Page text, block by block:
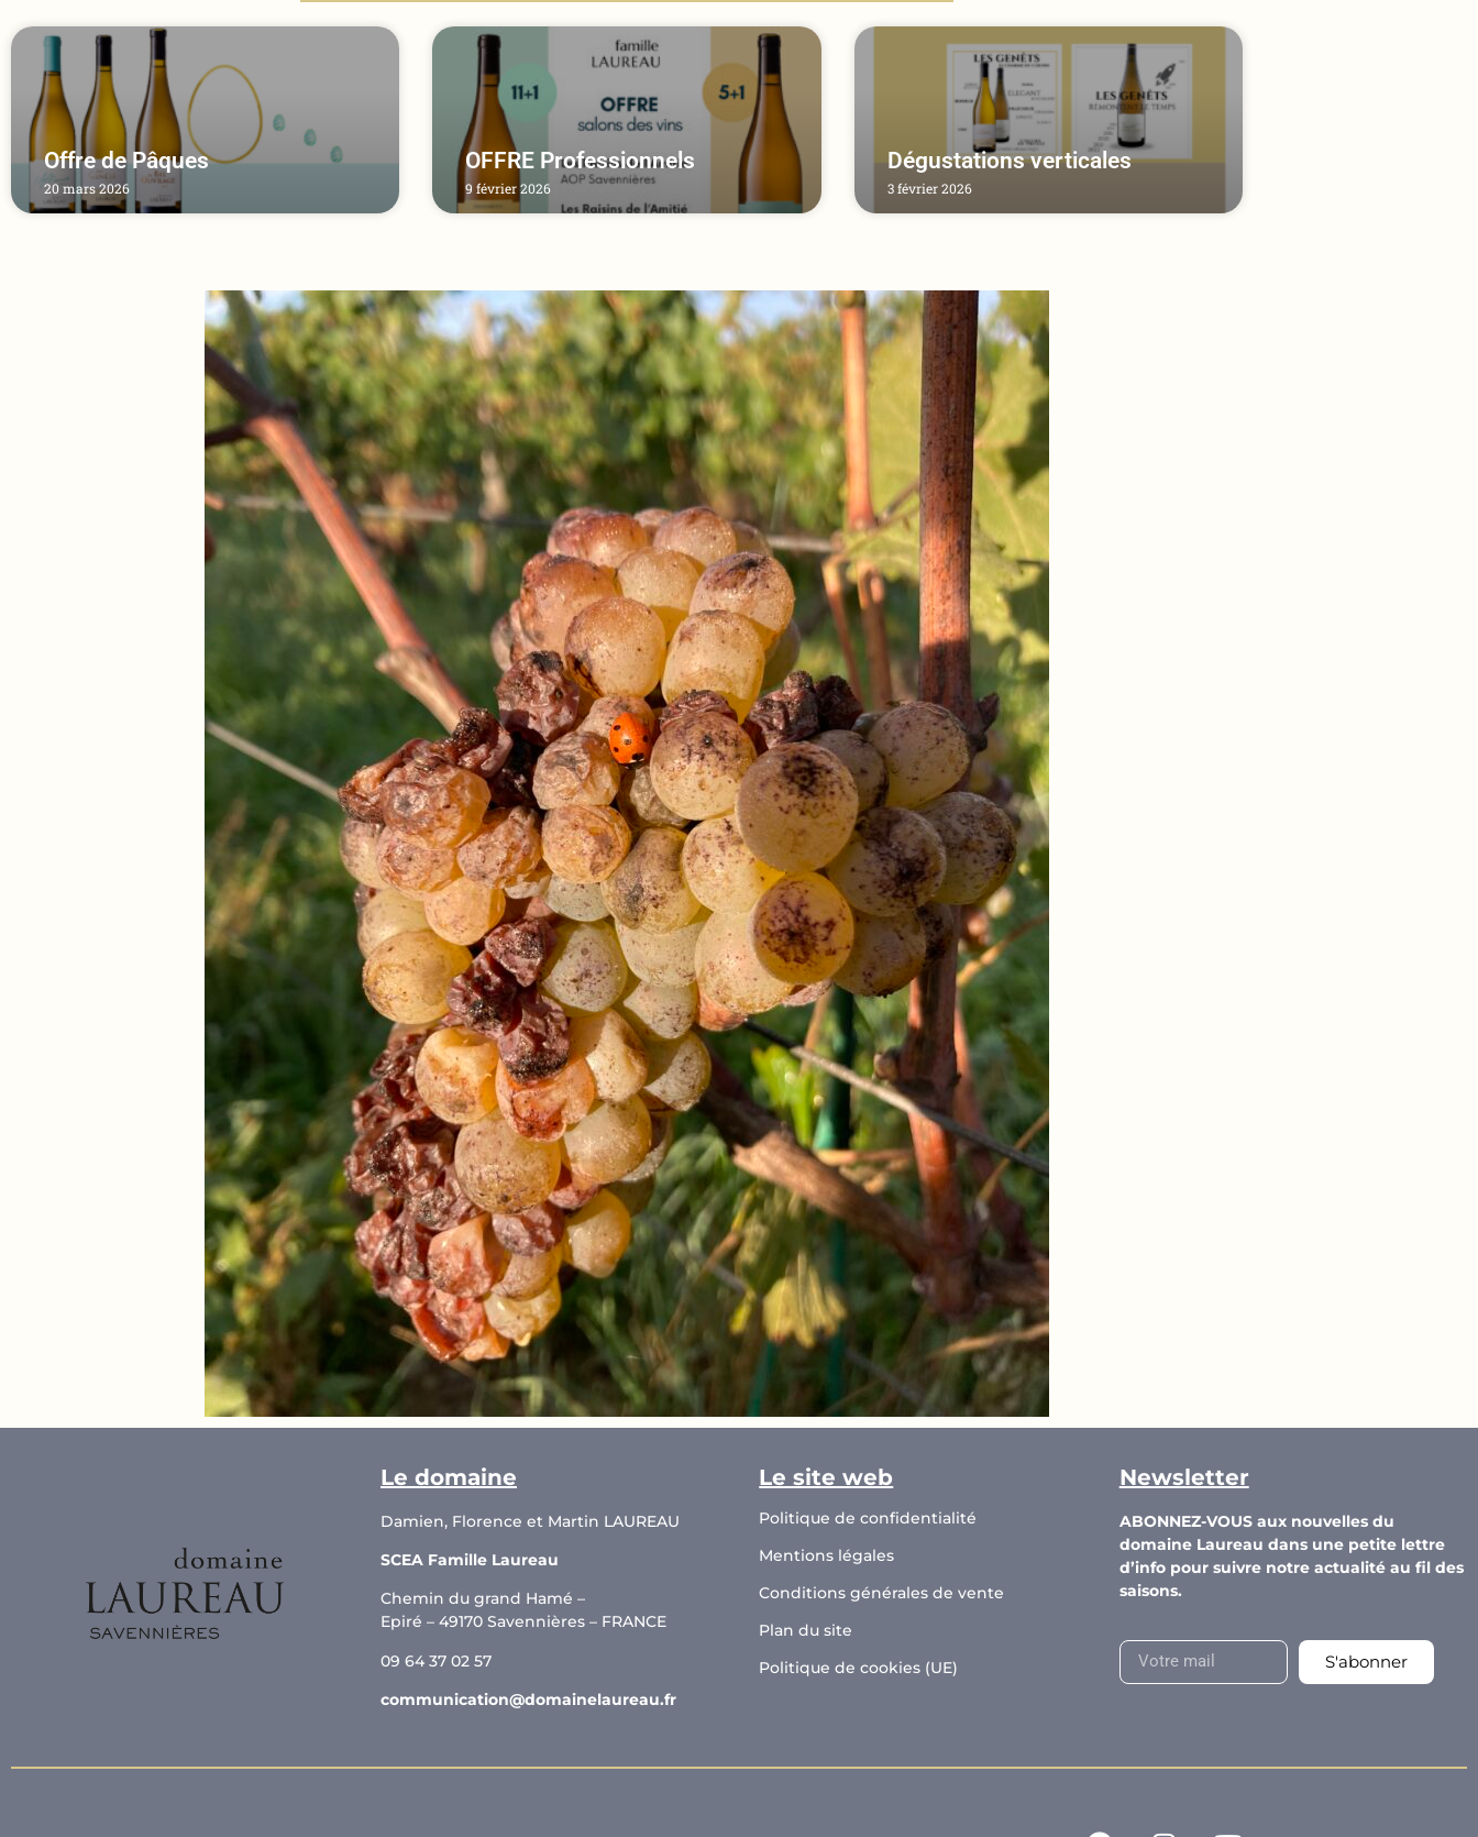
Offre de Pâques
20 mars 2026
OFFRE Professionnels
9 février 2026
Dégustations verticales
3 février 2026
Le domaine
Damien, Florence et Martin LAUREAU
SCEA Famille Laureau
Chemin du grand Hamé –
Epiré – 49170 Savennières – FRANCE
09 64 37 02 57
communication@domainelaureau.fr
Le site web
Politique de confidentialité
Mentions légales
Conditions générales de vente
Plan du site
Politique de cookies (UE)
Newsletter
ABONNEZ-VOUS aux nouvelles du
domaine Laureau dans une petite lettre
d’info pour suivre notre actualité au fil des
saisons.
S'abonner